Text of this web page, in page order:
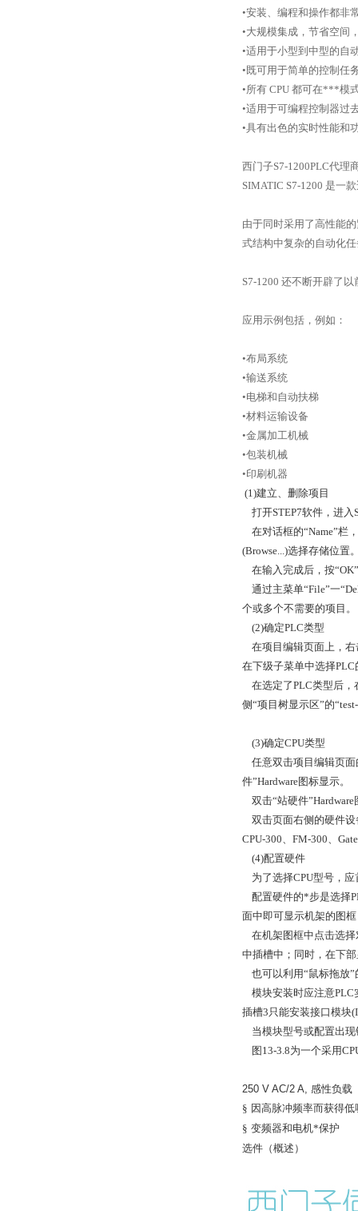
•安装、编程和操作都非
•大规模集成，节省空间
•适用于小型到中型的自
•既可用于简单的控制任
•所有 CPU 都可在***模
•适用于可编程控制器过
•具有出色的实时性能和
西门子S7-1200PLC代理
SIMATIC S7-1200 是一
由于同时采用了高性能
式结构中复杂的自动化
S7-1200 还不断开辟了
应用示例包括，例如：
•布局系统
•输送系统
•电梯和自动扶梯
•材料运输设备
•金属加工机械
•包装机械
•印刷机器
(1)建立、删除项目
打开STEP7软件，进入
在对话框的“Name”栏
(Browse...)选择存储位置
在输入完成后，按
通过主菜单“File”一
个或多个不需要的项目。
(2)确定PLC类型
在项目编辑页面上，右
在下级子菜单中选择
在选定了PLC类型后，
侧“项目树显示区”的
(3)确定CPU类型
任意双击项目编辑页面
件”Hardware图标显示。
双击“站硬件
双击页面右侧的硬件设
CPU-300、FM-300、
(4)配置硬件
为了选择CPU型号，
配置硬件的*步是选择
面中即可显示机架的图
在机架图框中点击选择
中插槽中；同时，在下
也可以利用“鼠标拖放”
模块安装时应注意PLC
插槽3只能安装接口模块
当模块型号或配置出现
图13-3.8为一个采用
250 V AC/2 A, 感性负载
§ 因高脉冲频率而获得
§ 变频器和电机*保护
选件（概述）